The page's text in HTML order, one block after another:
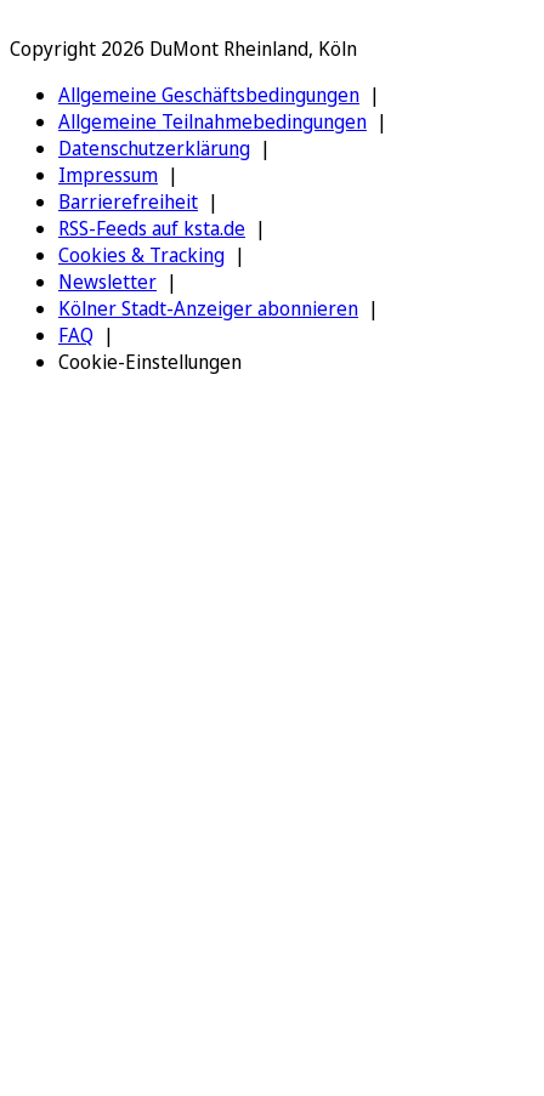
Copyright 2026 DuMont Rheinland, Köln
Allgemeine Geschäftsbedingungen
Allgemeine Teilnahmebedingungen
Datenschutzerklärung
Impressum
Barrierefreiheit
RSS-Feeds auf ksta.de
Cookies & Tracking
Newsletter
Kölner Stadt-Anzeiger abonnieren
FAQ
Cookie-Einstellungen